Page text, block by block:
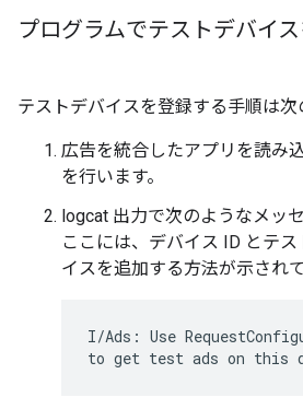
プログラムでテストデバイ
テストデバイスを登録する手順は次
広告を統合したアプリを読み
を行います。
logcat 出力で次のようなメッ
ここには、デバイス ID とテ
イスを追加する方法が示されて
I/Ads: Use
to get test ads on this